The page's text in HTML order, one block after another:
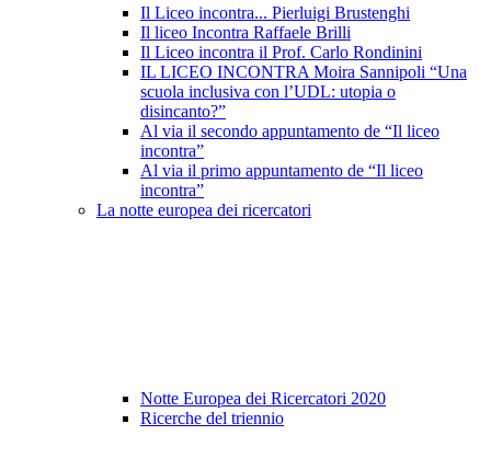
Il Liceo incontra... Pierluigi Brustenghi
Il liceo Incontra Raffaele Brilli
Il Liceo incontra il Prof. Carlo Rondinini
IL LICEO INCONTRA Moira Sannipoli “Una
scuola inclusiva con l’UDL: utopia o
disincanto?”
Al via il secondo appuntamento de “Il liceo
incontra”
Al via il primo appuntamento de “Il liceo
incontra”
La notte europea dei ricercatori
Notte Europea dei Ricercatori 2020
Ricerche del triennio